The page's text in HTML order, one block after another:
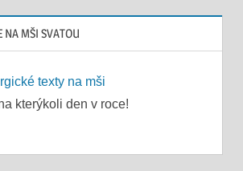
NA MŠI SVATOU
texty na mši
kterýkoli den v roce!